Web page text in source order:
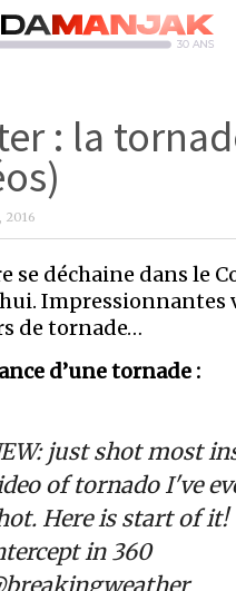
: la
2016
se déchaine dans le
Impressionnantes
de tornade…
d’une tornade :
just shot most
of tornado I've
Here is start of it!
in 360